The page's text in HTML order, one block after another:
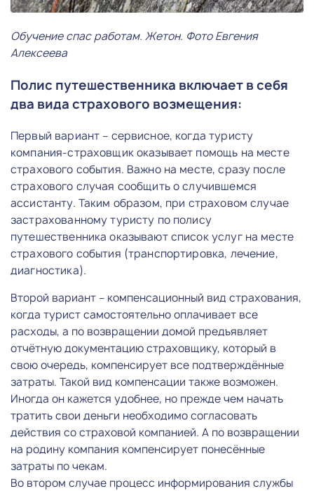
Обучение спас работам. Жетон. Фото Евгения
Алексеева
Полис путешественника включает в себя
два вида страхового возмещения:
Первый вариант – сервисное, когда туристу
компания-страховщик оказывает помощь на месте
страхового события. Важно на месте, сразу после
страхового случая сообщить о случившемся
ассистанту. Таким образом, при страховом случае
застрахованному туристу по полису
путешественника оказывают список услуг на месте
страхового события (транспортировка, лечение,
диагностика).
Второй вариант – компенсационный вид страхования,
когда турист самостоятельно оплачивает все
расходы, а по возвращении домой предъявляет
отчётную документацию страховщику, который в
свою очередь, компенсирует все подтверждённые
затраты. Такой вид компенсации также возможен.
Иногда он кажется удобнее, но прежде чем начать
тратить свои деньги необходимо согласовать
действия со страховой компанией. А по возвращении
на родину компания компенсирует понесённые
затраты по чекам.
Во втором случае процесс информирования службы